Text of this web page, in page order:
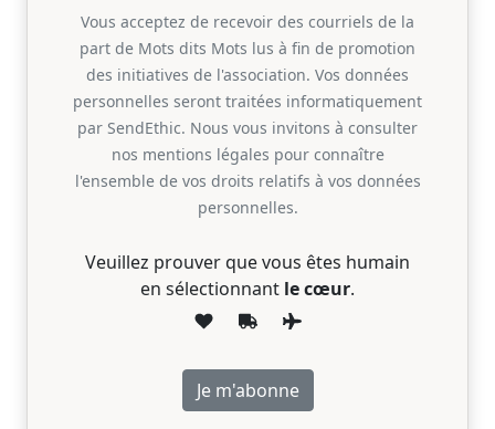
Vous acceptez de recevoir des courriels de la
part de Mots dits Mots lus à fin de promotion
des initiatives de l'association. Vos données
personnelles seront traitées informatiquement
par SendEthic. Nous vous invitons à consulter
nos mentions légales pour connaître
l'ensemble de vos droits relatifs à vos données
personnelles.
Veuillez prouver que vous êtes humain
en sélectionnant le cœur.